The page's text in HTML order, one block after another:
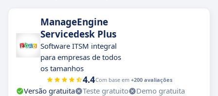
ManageEngine
Servicedesk Plus
Software ITSM integral
para empresas de todos
os tamanhos
4.4Com base em +200 avaliações
Versão gratuita Teste gratuito
Demo gratuita